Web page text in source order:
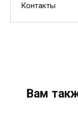
Контакты
Вам